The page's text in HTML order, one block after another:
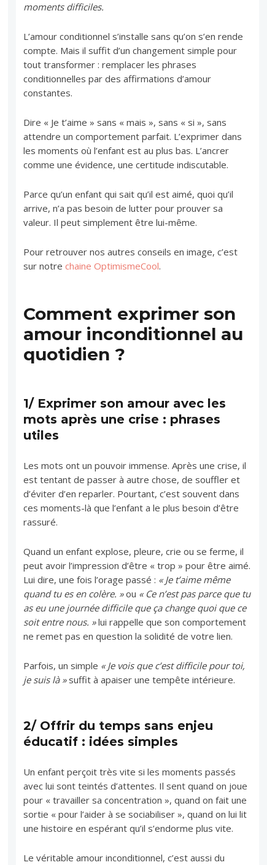
moments difficiles.
L’amour conditionnel s’installe sans qu’on s’en rende
compte. Mais il suffit d’un changement simple pour
tout transformer : remplacer les phrases
conditionnelles par des affirmations d’amour
constantes.
Dire « Je t’aime » sans « mais », sans « si », sans
attendre un comportement parfait. L’exprimer dans
les moments où l’enfant est au plus bas. L’ancrer
comme une évidence, une certitude indiscutable.
Parce qu’un enfant qui sait qu’il est aimé, quoi qu’il
arrive, n’a pas besoin de lutter pour prouver sa
valeur. Il peut simplement être lui-même.
Pour retrouver nos autres conseils en image, c’est
sur notrechaine OptimismeCool.
Comment exprimer son
amour inconditionnel au
quotidien ?
1/ Exprimer son amour avec les
mots après une crise : phrases
utiles
Les mots ont un pouvoir immense. Après une crise, il
est tentant de passer à autre chose, de souffler et
d’éviter d’en reparler. Pourtant, c’est souvent dans
ces moments-là que l’enfant a le plus besoin d’être
rassuré.
Quand un enfant explose, pleure, crie ou se ferme, il
peut avoir l’impression d’être « trop » pour être aimé.
Lui dire, une fois l’orage passé : « Je t’aime même
quand tu es en colère. »ou « Ce n’est pas parce que tu
as eu une journée difficile que ça change quoi que ce
soit entre nous. »lui rappelle que son comportement
ne remet pas en question la solidité de votre lien.
Parfois, un simple « Je vois que c’est difficile pour toi,
je suis là »suffit à apaiser une tempête intérieure.
2/ Offrir du temps sans enjeu
éducatif : idées simples
Un enfant perçoit très vite si les moments passés
avec lui sont teintés d’attentes. Il sent quand on joue
pour « travailler sa concentration », quand on fait une
sortie « pour l’aider à se sociabiliser », quand on lui lit
une histoire en espérant qu’il s’endorme plus vite.
Le véritable amour inconditionnel, c’est aussi du